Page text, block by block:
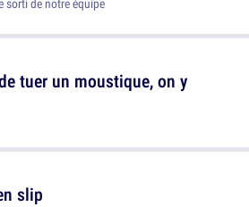
sorti de notre équipe
tuer un moustique, on y
slip